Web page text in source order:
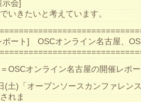
示会]
いきたいと考えています。
ポート] OSCオンライン名古屋、
OSCオンライン名古屋の開催レポ
(土)「オープンソースカンファレン
れま